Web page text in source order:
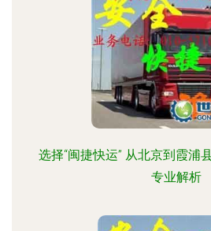
选择“闽捷快运” 从北京到霞浦
专业解析